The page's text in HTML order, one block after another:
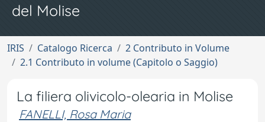
del Molise
IRIS Catalogo Ricerca
2 Contributo in Volume
2.1 Contributo in volume (Capitolo o Saggio)
La filiera olivicolo-olearia in Molise
FANELLI, Rosa Maria